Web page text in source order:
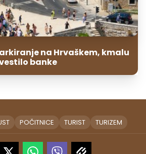
na Hrvaškem, kmalu
banke
POČITNICE TURIST TURIZEM